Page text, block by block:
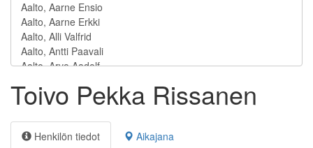
Toivo Pekka Rissanen
Henkilön tiedot Aikajana